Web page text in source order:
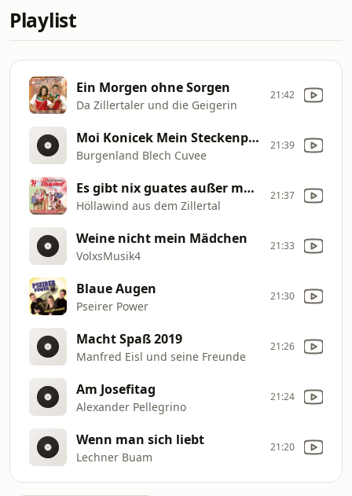
Playlist
Ein Morgen ohne Sorgen
Da Zillertaler und die Geigerin
21:42
Moi Konicek Mein Steckenpferd
Burgenland Blech Cuvee
21:39
Es gibt nix guates außer man tuat es
Höllawind aus dem Zillertal
21:37
Weine nicht mein Mädchen
VolxsMusik4
21:33
Blaue Augen
Pseirer Power
21:30
Macht Spaß 2019
Manfred Eisl und seine Freunde
21:26
Am Josefitag
Alexander Pellegrino
21:24
Wenn man sich liebt
Lechner Buam
21:20